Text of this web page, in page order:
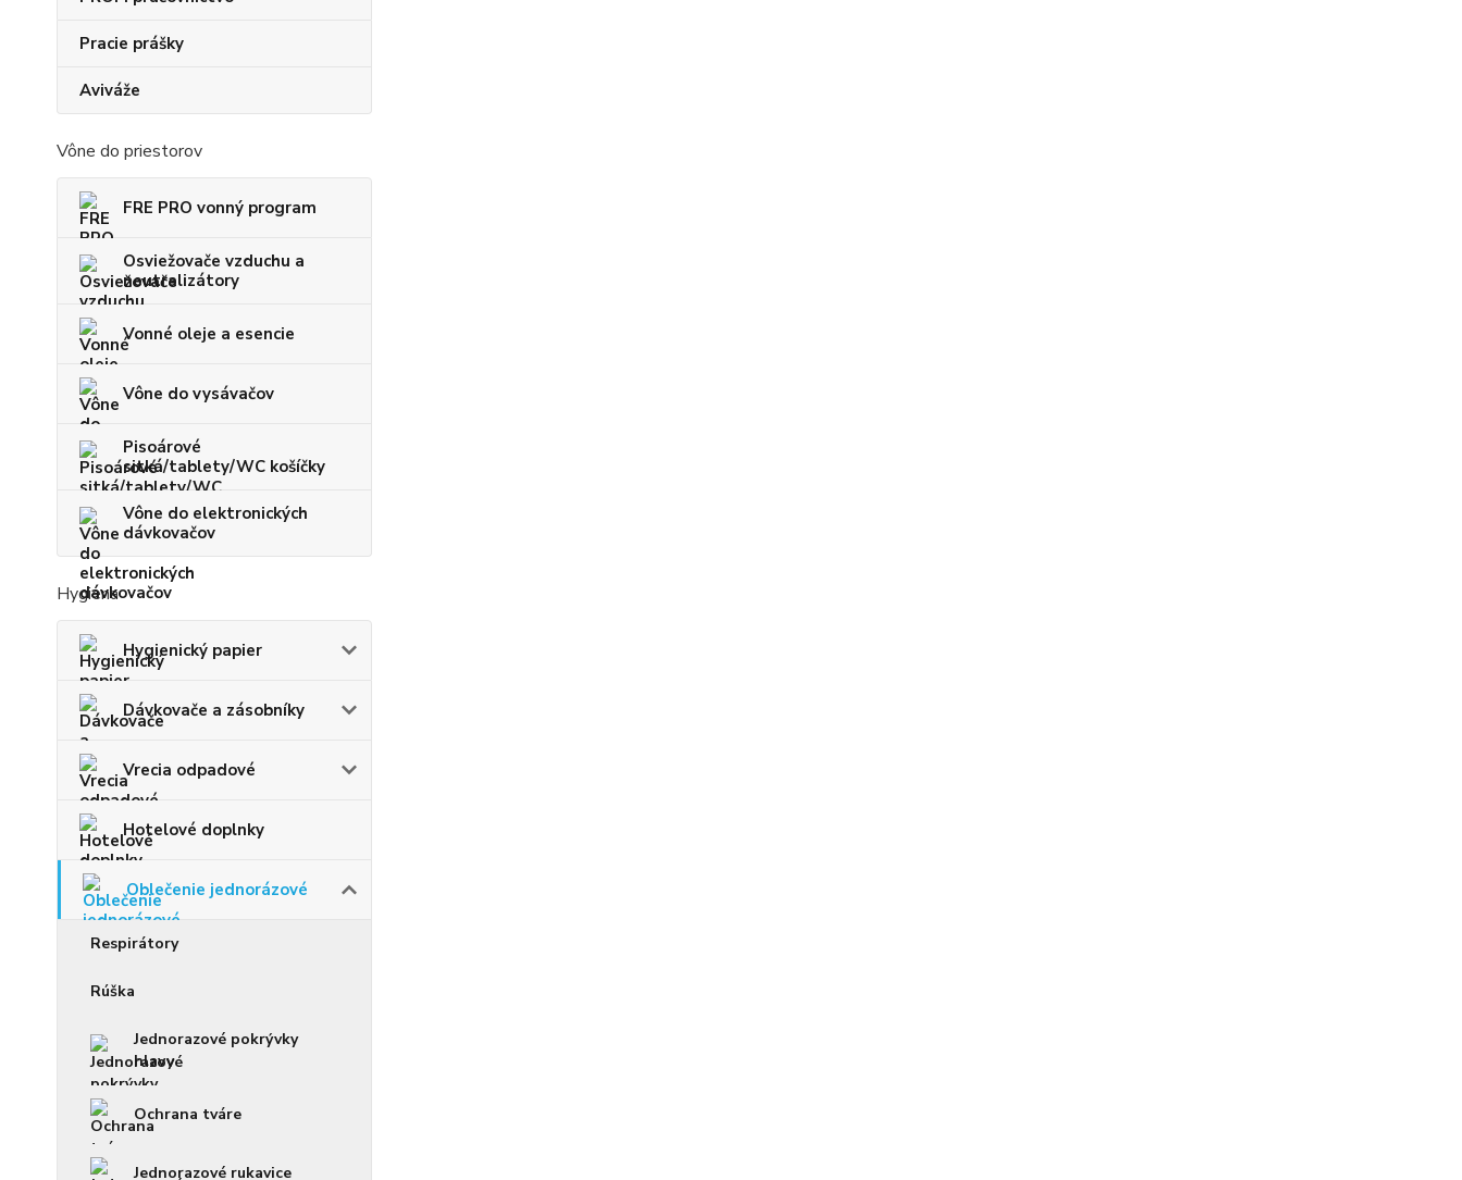
Pracie prášky
Aviváže
Vône do priestorov
FRE PRO vonný program
Osviežovače vzduchu a
neutralizátory
Vonné oleje a esencie
Vône do vysávačov
Pisoárové
sitká/tablety/WC košíčky
Vône do elektronických
dávkovačov
Hygiena
Hygienický papier
Dávkovače a zásobníky
Vrecia odpadové
Hotelové doplnky
Oblečenie jednorázové
Respirátory
Rúška
Jednorazové pokrývky
hlavy
Ochrana tváre
Jednorazové rukavice